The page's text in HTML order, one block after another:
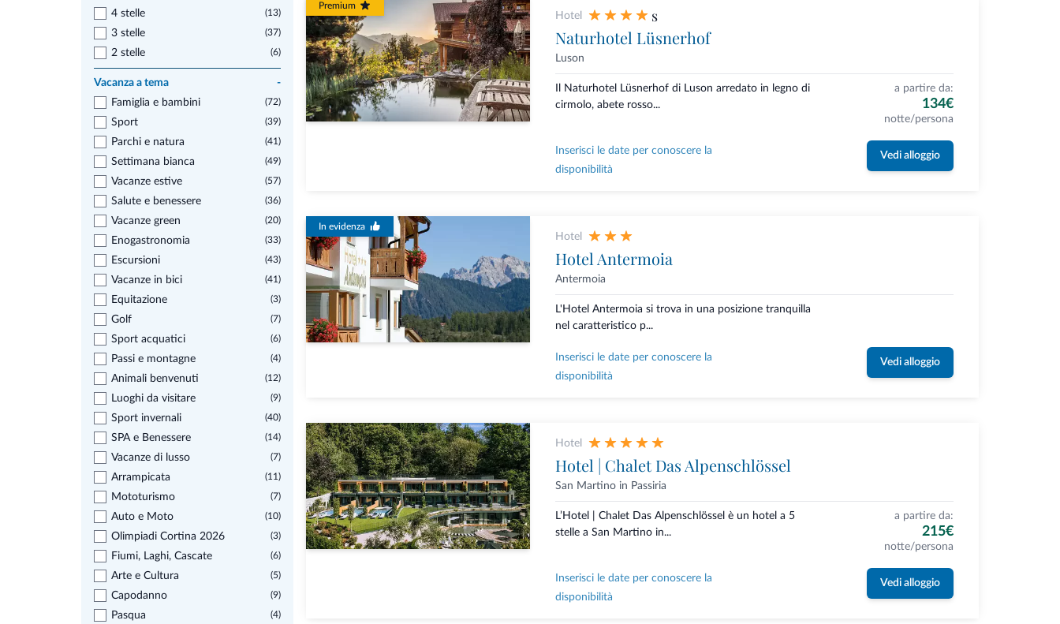
4 stelle (13)
3 stelle (37)
2 stelle (6)
Vacanza a tema
-
Famiglia e bambini
(72)
Sport (39)
Parchi e natura (41)
Settimana bianca (49)
Vacanze estive (57)
Salute e benessere (36)
Vacanze green (20)
Enogastronomia (33)
Escursioni (43)
Vacanze in bici (41)
Equitazione (3)
Golf (7)
Sport acquatici (6)
Passi e montagne (4)
Animali benvenuti (12)
Luoghi da visitare (9)
Sport invernali (40)
SPA e Benessere (14)
Vacanze di lusso (7)
Arrampicata (11)
Mototurismo (7)
Auto e Moto (10)
Olimpiadi Cortina 2026 (3)
Fiumi, Laghi, Cascate (6)
Arte e Cultura (5)
Capodanno (9)
Pasqua (4)
Premium
Hotel s
Naturhotel Lüsnerhof
Luson
Il Naturhotel Lüsnerhof di Luson arredato in legno di
cirmolo, abete rosso...
a partire da:
134€
notte/persona
Inserisci le date per conoscere la
disponibilità
Vedi alloggio
In evidenza
Hotel
Hotel Antermoia
Antermoia
L'Hotel Antermoia si trova in una posizione tranquilla
nel caratteristico p...
Inserisci le date per conoscere la
disponibilità
Vedi alloggio
Hotel
Hotel | Chalet Das Alpenschlössel
San Martino in Passiria
L’Hotel | Chalet Das Alpenschlössel è un hotel a 5
stelle a San Martino in...
a partire da:
215€
notte/persona
Inserisci le date per conoscere la
disponibilità
Vedi alloggio